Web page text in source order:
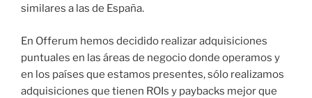
similares a las de España.
En Offerum hemos decidido realizar adquisiciones
puntuales en las áreas de negocio donde operamos y
en los países que estamos presentes, sólo realizamos
adquisiciones que tienen ROIs y paybacks mejor que